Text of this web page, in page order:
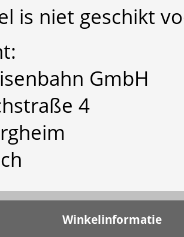
is niet geschikt
GmbH
4
Winkelinformatie